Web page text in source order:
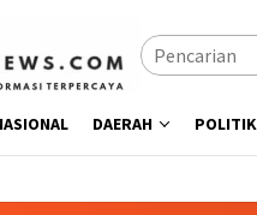
DAERAH POLITIK